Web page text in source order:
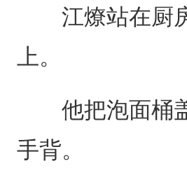
江燎站在厨房
上。
他把泡面桶盖
手背。